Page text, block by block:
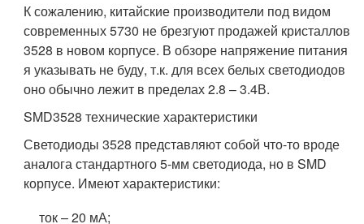
К сожалению, китайские производители под видом
современных 5730 не брезгуют продажей кристаллов
3528 в новом корпусе. В обзоре напряжение питания
я указывать не буду, т.к. для всех белых светодиодов
оно обычно лежит в пределах 2.8 – 3.4В.
SMD3528 технические характеристики
Светодиоды 3528 представляют собой что-то вроде
аналога стандартного 5-мм светодиода, но в SMD
корпусе. Имеют характеристики:
ток – 20 мА;